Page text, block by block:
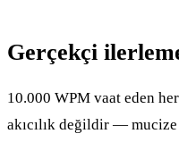
Gerçekçi
10.000 WPM vaat eden
akıcılık değildir —